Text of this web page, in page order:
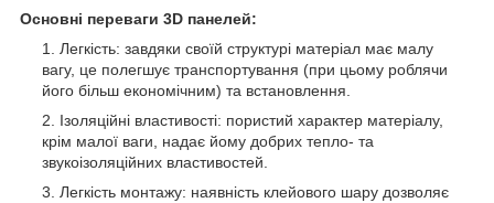
Основні переваги 3D панелей:
Легкість: завдяки своїй структурі матеріал має малу
вагу, це полегшує транспортування (при цьому роблячи
його більш економічним) та встановлення.
Ізоляційні властивості: пористий характер матеріалу,
крім малої ваги, надає йому добрих тепло- та
звукоізоляційних властивостей.
Легкість монтажу: наявність клейового шару дозволяє